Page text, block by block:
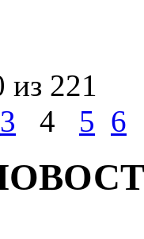
из 221
3 4 5 6